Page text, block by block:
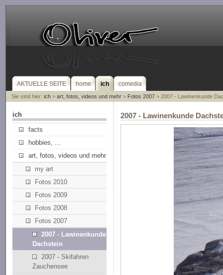
AKTUELLE SEITE home ich comedia
Sie sind hier: ich> art, fotos, videos und mehr> Fotos 2007> 2007 - Lawinenkunde
ich
facts
hobbies, ...
art, fotos, videos und mehr
my art
Fotos 2010
Fotos 2009
Fotos 2008
Fotos 2007
2007 - Lawinenkunde
Dachstein
2007 - Skifahren
Zauchensee
2007 - Lawinenkunde